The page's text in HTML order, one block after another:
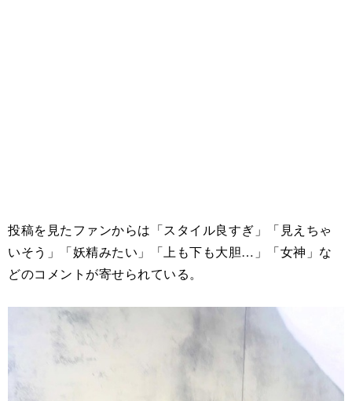
投稿を見たファンからは「スタイル良すぎ」「見えちゃ
いそう」「妖精みたい」「上も下も大胆…」「女神」な
どのコメントが寄せられている。